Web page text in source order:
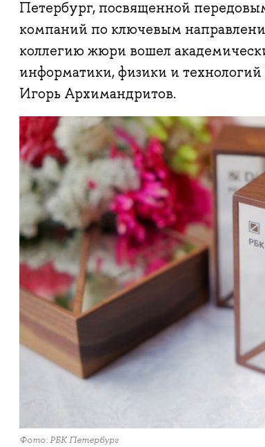
Петербург, посвященной
компаний по ключевым
коллегию жюри вошел
информатики, физики и
Игорь Архимандритов.
Фото: РБК Петербург